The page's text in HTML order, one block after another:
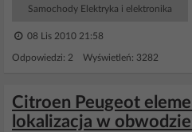
Samochody Elektryka i elektronika
08 Lis 2010 21:58
Odpowiedzi: 2 Wyświetleń: 3282
Citroen Peugeot
lokalizacja w